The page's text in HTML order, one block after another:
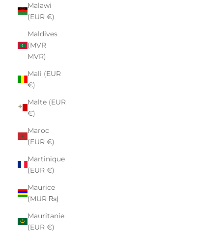
Malawi
(EUR €)
Maldives
(MVR
MVR)
Mali (EUR
€)
Malte (EUR
€)
Maroc
(EUR €)
Martinique
(EUR €)
Maurice
(MUR ₨)
Mauritanie
(EUR €)